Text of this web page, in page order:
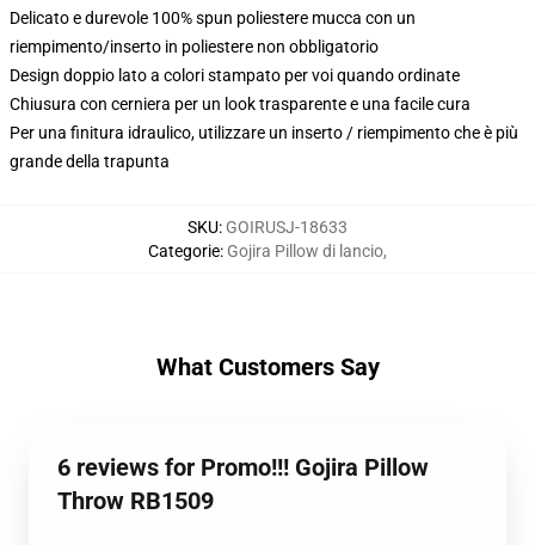
Delicato e durevole 100% spun poliestere mucca con un
riempimento/inserto in poliestere non obbligatorio
Design doppio lato a colori stampato per voi quando ordinate
Chiusura con cerniera per un look trasparente e una facile cura
Per una finitura idraulico, utilizzare un inserto / riempimento che è più
grande della trapunta
SKU: GOIRUSJ-18633
Categorie: Gojira Pillow di lancio,
What Customers Say
6 reviews for Promo!!! Gojira Pillow
Throw RB1509